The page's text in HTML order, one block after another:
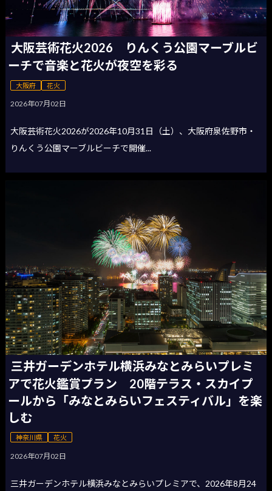
大阪芸術花火2026 りんくう公園マーブルビ
ーチで音楽と花火が夜空を彩る
大阪府 花火
2026年07月02日
大阪芸術花火2026が2026年10月31日（土）、大阪府泉佐野市・
りんくう公園マーブルビーチで開催...
三井ガーデンホテル横浜みなとみらいプレミ
アで花火鑑賞プラン 20階テラス・スカイプ
ールから「みなとみらいフェスティバル」を楽
しむ
神奈川県 花火
2026年07月02日
三井ガーデンホテル横浜みなとみらいプレミアで、2026年8月24